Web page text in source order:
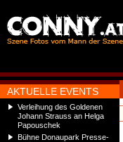
AKTUELLE EVENTS
Verleihung des Goldenen
Johann Strauss an Helga
Papouschek
Bühne Donaupark Presse-